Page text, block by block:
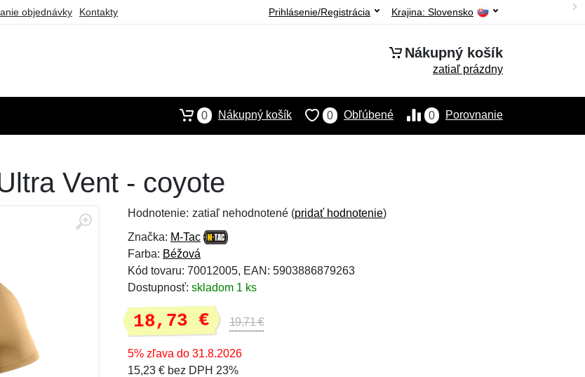
objednávky Kontakty Krajina: Slovensko
Prihlásenie/Registrácia
Nákupný košík
zatiaľ prázdny
0 Porovnanie
0 Obľúbené
0 Nákupný košík
Vent - coyote
Hodnotenie: zatiaľ nehodnotené (pridať hodnotenie)
Značka: M-Tac
Farba: Béžová
Kód tovaru: 70012005, EAN: 5903886879263
Dostupnosť: skladom 1 ks
18,73 € 19,71 €
5% zľava do 31.8.2026
15,23 € bez DPH 23%